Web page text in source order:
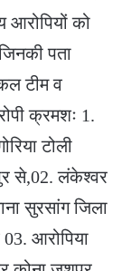
आरोपियों को
पता
टीम व
क्रमशः 1.
टोली
से,02. लंकेश्वर
सुरसांग जिला
आरोपिया